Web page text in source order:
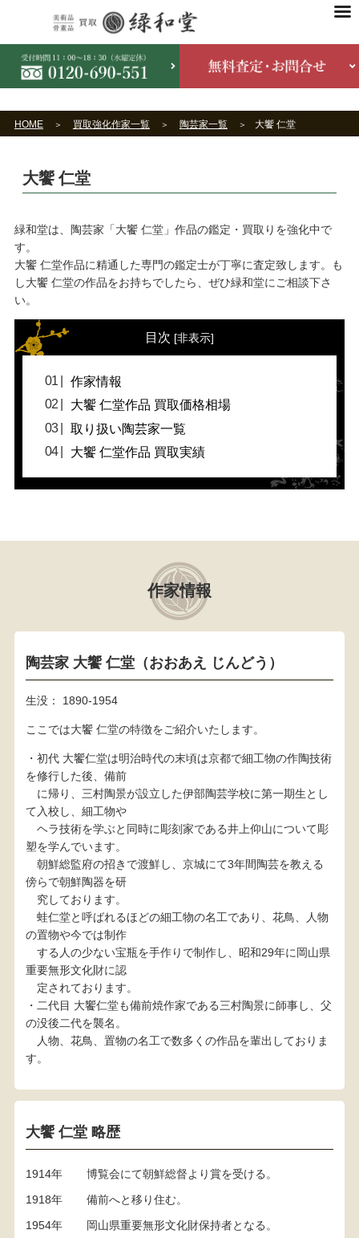
HOME 買取強化作家一覧 陶芸家一覧 大饗 仁堂
大饗 仁堂
緑和堂は、陶芸家「大饗 仁堂」作品の鑑定・買取りを強化中で
す。
大饗 仁堂作品に精通した専門の鑑定士が丁寧に査定致します。も
し大饗 仁堂の作品をお持ちでしたら、ぜひ緑和堂にご相談下さ
い。
目次 [非表示]
作家情報
大饗 仁堂作品 買取価格相場
取り扱い陶芸家一覧
大饗 仁堂作品 買取実績
作家情報
陶芸家 大饗 仁堂（おおあえ じんどう）
生没： 1890-1954
ここでは大饗 仁堂の特徴をご紹介いたします。
・初代 大饗仁堂は明治時代の末頃は京都で細工物の作陶技術
を修行した後、備前
に帰り、三村陶景が設立した伊部陶芸学校に第一期生とし
て入校し、細工物や
ヘラ技術を学ぶと同時に彫刻家である井上仰山について彫
塑を学んでいます。
朝鮮総監府の招きで渡鮮し、京城にて3年間陶芸を教える
傍らで朝鮮陶器を研
究しております。
蛙仁堂と呼ばれるほどの細工物の名工であり、花鳥、人物
の置物や今では制作
する人の少ない宝瓶を手作りで制作し、昭和29年に岡山県
重要無形文化財に認
定されております。
・二代目 大饗仁堂も備前焼作家である三村陶景に師事し、父
の没後二代を襲名。
人物、花鳥、置物の名工で数多くの作品を輩出しておりま
す。
大饗 仁堂 略歴
1914年
博覧会にて朝鮮総督より賞を受ける。
1918年
備前へと移り住む。
1954年
岡山県重要無形文化財保持者となる。